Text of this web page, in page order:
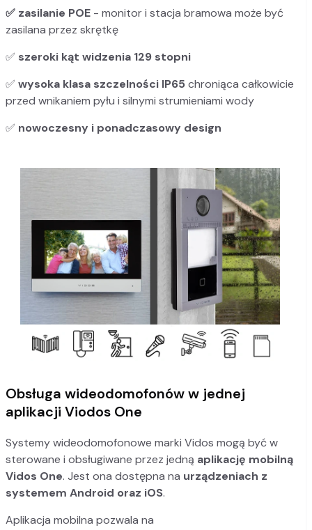
✅ zasilanie POE - monitor i stacja bramowa może być
zasilana przez skrętkę
✅ szeroki kąt widzenia 129 stopni
✅ wysoka klasa szczelności IP65 chroniąca całkowicie
przed wnikaniem pyłu i silnymi strumieniami wody
✅ nowoczesny i ponadczasowy design
Obsługa wideodomofonów w jednej
aplikacji Viodos One
Systemy wideodomofonowe marki Vidos mogą być w
sterowane i obsługiwane przez jedną aplikację mobilną
Vidos One. Jest ona dostępna na urządzeniach z
systemem Android oraz iOS.
Aplikacja mobilna pozwala na